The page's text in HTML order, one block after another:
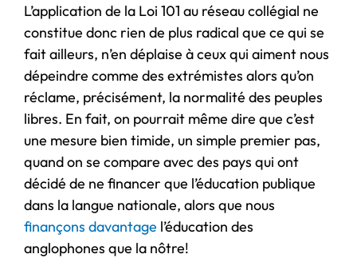
L’application de la Loi 101 au réseau collégial ne
constitue donc rien de plus radical que ce qui se
fait ailleurs, n’en déplaise à ceux qui aiment nous
dépeindre comme des extrémistes alors qu’on
réclame, précisément, la normalité des peuples
libres. En fait, on pourrait même dire que c’est
une mesure bien timide, un simple premier pas,
quand on se compare avec des pays qui ont
décidé de ne financer que l’éducation publique
dans la langue nationale, alors que nous
finançons davantage l’éducation des
anglophones que la nôtre!